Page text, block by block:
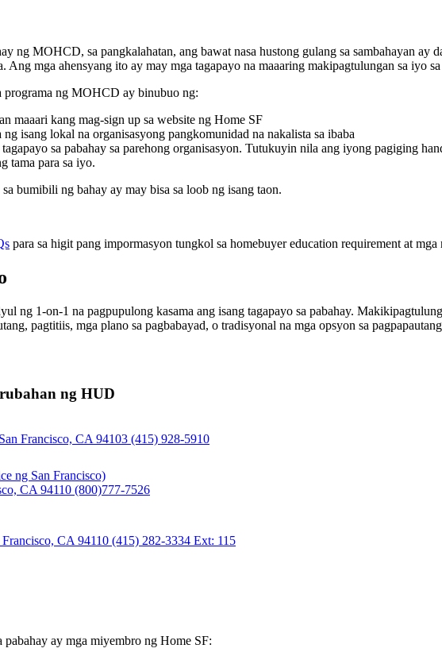
ng MOHCD, sa pangkalahatan, ang bawat nasa hustong gulang sa sambahayan ay
Ang mga ahensyang ito ay may mga tagapayo na maaaring makipagtulungan sa iyo
programa ng MOHCD ay binubuo ng:
maaari kang mag-sign up sa website ng Home SF
isang lokal na organisasyong pangkomunidad na nakalista sa ibaba
sa pabahay sa parehong organisasyon. Tutukuyin nila ang iyong pagiging
tama para sa iyo.
bumibili ng bahay ay may bisa sa loob ng isang taon.
para sa higit pang impormasyon tungkol sa homebuyer education requirement at mga
ng 1-on-1 na pagpupulong kasama ang isang tagapayo sa pabahay.
pagtitiis, mga plano sa pagbabayad, o tradisyonal na mga opsyon sa
ng HUD
Francisco, CA 94103 (415) 928-5910
ng San Francisco)
CA 94110 (800)777-7526
CA 94110 (415) 282-3334 Ext: 115
ay mga miyembro ng Home SF: